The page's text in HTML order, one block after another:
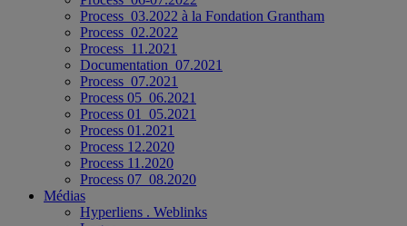
Process_03.2022 à la Fondation Grantham
Process_02.2022
Process_11.2021
Documentation_07.2021
Process_07.2021
Process 05_06.2021
Process 01_05.2021
Process 01.2021
Process 12.2020
Process 11.2020
Process 07_08.2020
Médias
Hyperliens . Weblinks